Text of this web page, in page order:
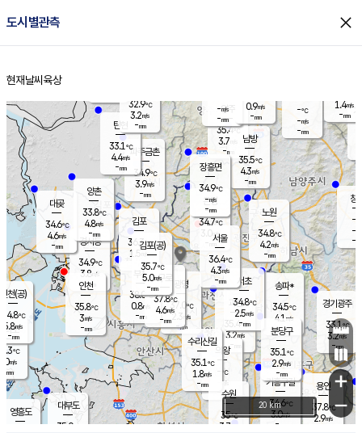
도시별관측 close
홈
현재날씨 육상
의도
℃
m/s
mm
영흥도
양주
35.4℃
3.7
-mm
과천
35.4℃
3.2m/s
- mm
용인
37.8℃
2.9m/s
경기광주
33.1℃
3.2m/s
-mm
대부도
35.0
경서동
34.9℃
3.8 m/s
-mm
파주금촌
34.9℃
3.9m/s
-mm
-℃
-m/s
-mm
대곶
34.6℃
4.6m/s
-mm
창
-
-m/
-
탄현
33.1℃
4.4m/s
-mm
1.4m/s
-mm
의왕
- ℃
m/s
mm
김포
36.3℃
1.5 m/s
mm
광명
37.0
℃
2.3 m/s
-mm
부천
38.0℃
0.8m/s
-mm
양촌
33.8℃
4.8m/s
-mm
구로
37.8℃
4.6m/s
-mm
은평
34.7℃
3.0 m/s
- mm
노원
34.8℃
4.2m/s
-mm
송파*
34.5℃
4.1 m/s
-mm
서초
34.8℃
2.5m/s
-mm
남방
35.5℃
4.3m/s
-mm
기흥구갈
34.6℃
3.0m/s
-
수리산길
35.1℃
1.8m/s
-mm
분당구
35.1℃
2.9m/s
-mm
장흥면
34.9℃
-m/s
-mm
-m/s
-mm
인천(공)
34.8℃
5.8m/s
-mm
김포(공)
35.7℃
5.0m/s
-mm
수원
35℃
3.7 m/s
인천
35.8℃
3m/s
-mm
서울
36.4℃
4.3m/s
-mm
32.9℃
3.2m/s
-mm
0.9m/s
-mm
+
−
20 km